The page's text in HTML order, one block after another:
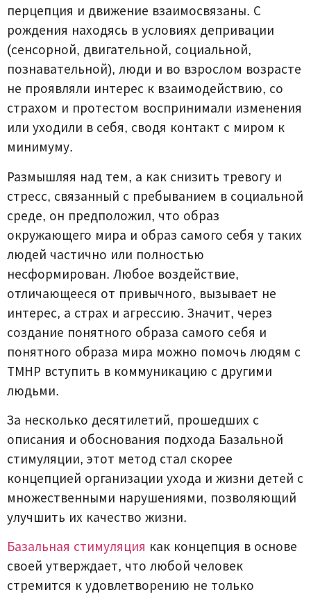
перцепция и движение взаимосвязаны. С
рождения находясь в условиях депривации
(сенсорной, двигательной, социальной,
познавательной), люди и во взрослом возрасте
не проявляли интерес к взаимодействию, со
страхом и протестом воспринимали изменения
или уходили в себя, сводя контакт с миром к
минимуму.
Размышляя над тем, а как снизить тревогу и
стресс, связанный с пребыванием в социальной
среде, он предположил, что образ
окружающего мира и образ самого себя у таких
людей частично или полностью
несформирован. Любое воздействие,
отличающееся от привычного, вызывает не
интерес, а страх и агрессию. Значит, через
создание понятного образа самого себя и
понятного образа мира можно помочь людям с
ТМНР вступить в коммуникацию с другими
людьми.
За несколько десятилетий, прошедших с
описания и обоснования подхода Базальной
стимуляции, этот метод стал скорее
концепцией организации ухода и жизни детей с
множественными нарушениями, позволяющий
улучшить их качество жизни.
Базальная стимуляция как концепция в основе
своей утверждает, что любой человек
стремится к удовлетворению не только